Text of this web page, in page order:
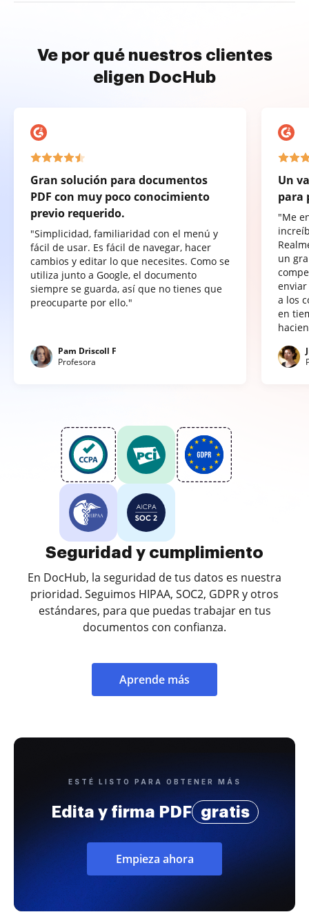
Ve por qué nuestros clientes
eligen DocHub
Gran solución para documentos
PDF con muy poco conocimiento
previo requerido.
"Simplicidad, familiaridad con el menú y
fácil de usar. Es fácil de navegar, hacer
cambios y editar lo que necesites. Como se
utiliza junto a Google, el documento
siempre se guarda, así que no tienes que
preocuparte por ello."
Pam Driscoll F
Profesora
Un
para
"Me
un
a los
en
Seguridad y cumplimiento
En DocHub, la seguridad de tus datos es nuestra
prioridad. Seguimos HIPAA, SOC2, GDPR y otros
estándares, para que puedas trabajar en tus
documentos con confianza.
Aprende más
ESTÉ LISTO PARA OBTENER MÁS
Edita y firma PDF gratis
Empieza ahora